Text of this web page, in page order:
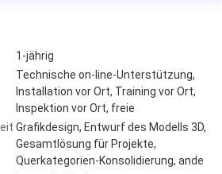
1-jährig
Technische on-line-Unterstützung,
Installation vor Ort, Training vor Ort,
Inspektion vor Ort, freie
Grafikdesign, Entwurf des Modells 3D,
Gesamtlösung für Projekte,
Querkategorien-Konsolidierung, ande